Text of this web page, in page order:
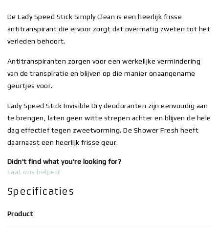
De Lady Speed Stick Simply Clean is een heerlijk frisse
antitranspirant die ervoor zorgt dat overmatig zweten tot het
verleden behoort.
Antitranspiranten zorgen voor een werkelijke vermindering
van de transpiratie en blijven op die manier onaangename
geurtjes voor.
Lady Speed Stick Invisible Dry deodoranten zijn eenvoudig aan
te brengen, laten geen witte strepen achter en blijven de hele
dag effectief tegen zweetvorming. De Shower Fresh heeft
daarnaast een heerlijk frisse geur.
Didn't find what you're looking for?
Laat ons helpen!
Specificaties
Product